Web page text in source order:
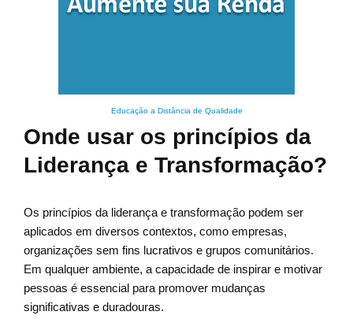
Educação a Distância de Qualidade
Onde usar os princípios da
Liderança e Transformação?
Os princípios da liderança e transformação podem ser
aplicados em diversos contextos, como empresas,
organizações sem fins lucrativos e grupos comunitários.
Em qualquer ambiente, a capacidade de inspirar e motivar
pessoas é essencial para promover mudanças
significativas e duradouras.